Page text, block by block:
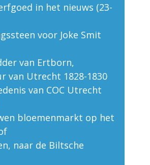
in het nieuws (23-
voor Joke Smit
van Ertborn,
van Utrecht 1828-1830
van COC Utrecht
bloemenmarkt op het
naar de Biltsche